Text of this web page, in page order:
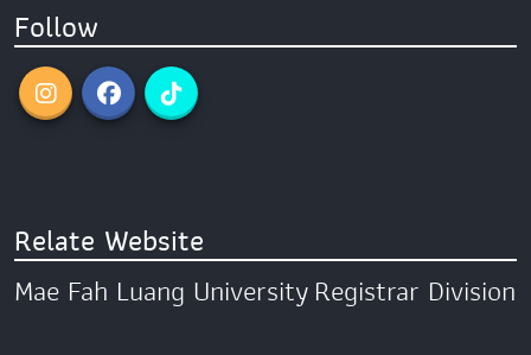
Follow
Relate Website
Mae Fah Luang UniversityRegistrar Division